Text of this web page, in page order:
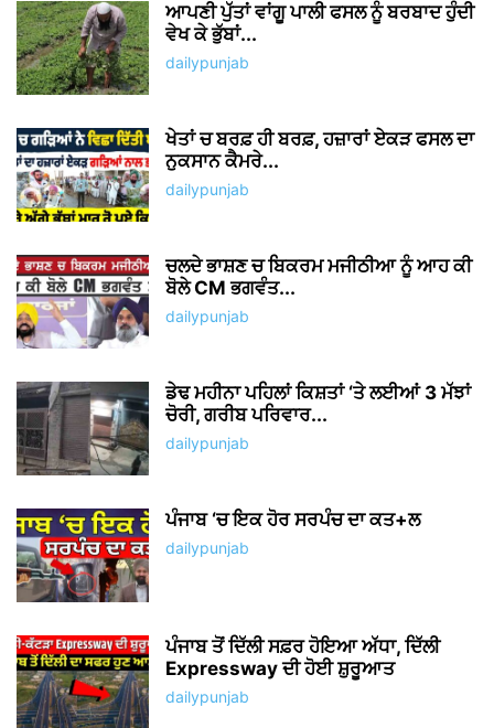
ਆਪਣੀ ਪੁੱਤਾਂ ਵਾਂਗੂ ਪਾਲੀ ਫਸਲ ਨੂੰ ਬਰਬਾਦ ਹੁੰਦੀ
ਵੇਖ ਕੇ ਭੁੱਬਾਂ...
dailypunjab
ਖੇਤਾਂ ਚ ਬਰਫ਼ ਹੀ ਬਰਫ਼, ਹਜ਼ਾਰਾਂ ਏਕੜ ਫਸਲ ਦਾ
ਨੁਕਸਾਨ ਕੈਮਰੇ...
dailypunjab
ਚਲਦੇ ਭਾਸ਼ਣ ਚ ਬਿਕਰਮ ਮਜੀਠੀਆ ਨੂੰ ਆਹ ਕੀ
ਬੋਲੇ CM ਭਗਵੰਤ...
dailypunjab
ਡੇਢ ਮਹੀਨਾ ਪਹਿਲਾਂ ਕਿਸ਼ਤਾਂ ‘ਤੇ ਲਈਆਂ 3 ਮੱਝਾਂ
ਚੋਰੀ, ਗਰੀਬ ਪਰਿਵਾਰ...
dailypunjab
ਪੰਜਾਬ ‘ਚ ਇਕ ਹੋਰ ਸਰਪੰਚ ਦਾ ਕਤ+ਲ
dailypunjab
ਪੰਜਾਬ ਤੋਂ ਦਿੱਲੀ ਸਫ਼ਰ ਹੋਇਆ ਅੱਧਾ, ਦਿੱਲੀ
Expressway ਦੀ ਹੋਈ ਸ਼ੁਰੂਆਤ
dailypunjab